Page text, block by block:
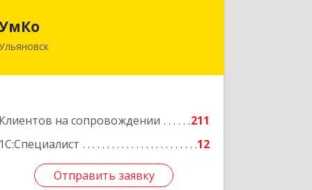
Клиентов на сопровождении
211
1С:Специалист
12
Отправить заявку
432027, Ульяновская обл, Ульяновск г,
Отправить заявку